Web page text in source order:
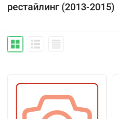
рестайлинг (2013-2015)